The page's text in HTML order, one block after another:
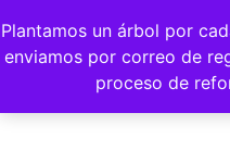
Plantamos un árbol por
enviamos por correo de
proceso de